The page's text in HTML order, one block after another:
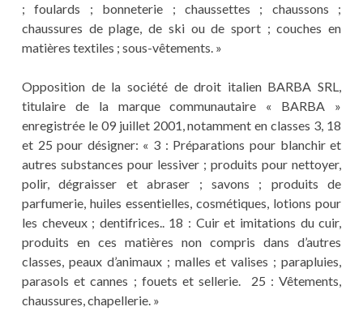
; foulards ; bonneterie ; chaussettes ; chaussons ;
chaussures de plage, de ski ou de sport ; couches en
matières textiles ; sous-vêtements. »
Opposition de la société de droit italien BARBA SRL,
titulaire de la marque communautaire « BARBA »
enregistrée le 09 juillet 2001, notamment en classes 3, 18
et 25 pour désigner: « 3 : Préparations pour blanchir et
autres substances pour lessiver ; produits pour nettoyer,
polir, dégraisser et abraser ; savons ; produits de
parfumerie, huiles essentielles, cosmétiques, lotions pour
les cheveux ; dentifrices.. 18 : Cuir et imitations du cuir,
produits en ces matières non compris dans d’autres
classes, peaux d’animaux ; malles et valises ; parapluies,
parasols et cannes ; fouets et sellerie. 25 : Vêtements,
chaussures, chapellerie. »